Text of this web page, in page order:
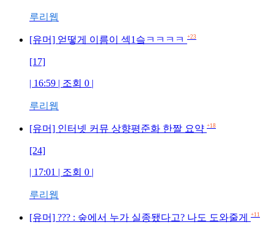
루리웹
[유머] 얻떻게 이름이 섹1슼ㅋㅋㅋㅋ +23
[17]
| 16:59 | 조회 0 |
루리웹
[유머] 인터넷 커뮤 상향평준화 한짤 요약 +18
[24]
| 17:01 | 조회 0 |
루리웹
[유머] ??? : 숲에서 누가 실종됐다고? 나도 도와줄게 +11